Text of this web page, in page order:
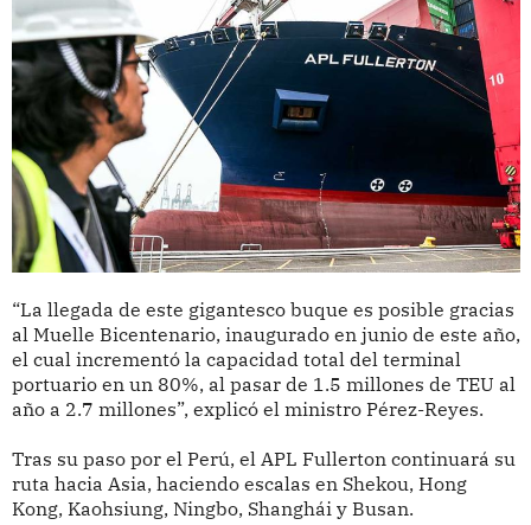
“La llegada de este gigantesco buque es posible gracias
al Muelle Bicentenario, inaugurado en junio de este año,
el cual incrementó la capacidad total del terminal
portuario en un 80%, al pasar de 1.5 millones de TEU al
año a 2.7 millones”, explicó el ministro Pérez-Reyes.
Tras su paso por el Perú, el APL Fullerton continuará su
ruta hacia Asia, haciendo escalas en Shekou, Hong
Kong, Kaohsiung, Ningbo, Shanghái y Busan.